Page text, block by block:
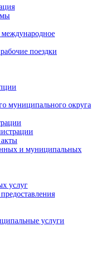
поездки
муниципального округа
и муниципальных
услуг
услуги